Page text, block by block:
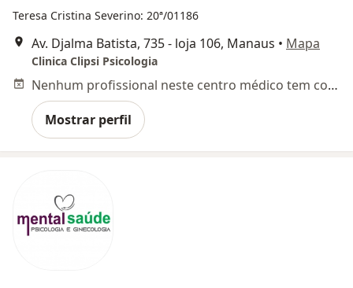
Teresa Cristina Severino: 20ª/01186
Av. Djalma Batista, 735 - loja 106, Manaus • Mapa
Clinica Clipsi Psicologia
Nenhum profissional neste centro médico tem consultas disponíveis
Mostrar perfil